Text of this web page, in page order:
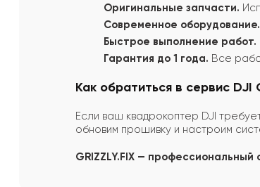
Оригинальные запчасти.
Современное оборудование.
Быстрое выполнение работ.
Гарантия до 1 года. Все
Как обратиться в сервис DJI
Если ваш квадрокоптер DJI
обновим прошивку и настроим
GRIZZLY.FIX —